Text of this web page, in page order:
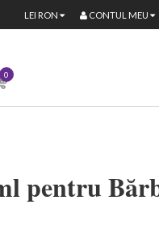
LEI RON CONTUL MEU
0
pentru